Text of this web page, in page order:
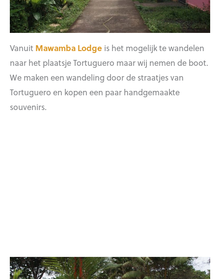
Vanuit Mawamba Lodge is het mogelijk te wandelen
naar het plaatsje Tortuguero maar wij nemen de boot.
We maken een wandeling door de straatjes van
Tortuguero en kopen een paar handgemaakte
souvenirs.